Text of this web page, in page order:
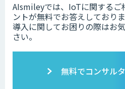
AIsmileyでは、IoTに関するご
ントが無料でお答えしており
導入に関してお困りの際はお
さい。
無料でコンサル